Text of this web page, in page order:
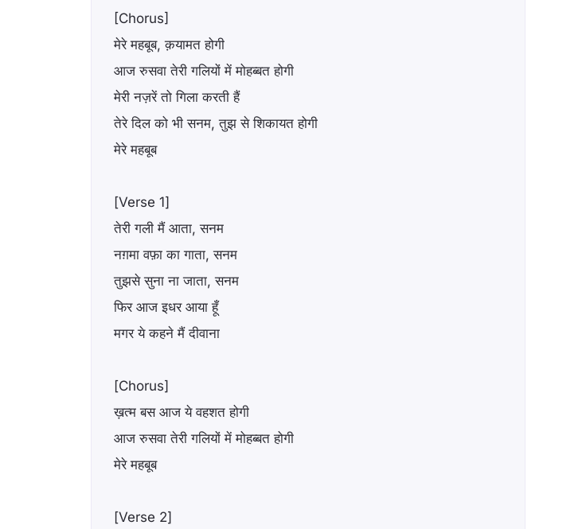
[Chorus]
मेरे महबूब, क़यामत होगी
आज रुसवा तेरी गलियों में मोहब्बत होगी
मेरी नज़रें तो गिला करती हैं
तेरे दिल को भी सनम, तुझ से शिकायत होगी
मेरे महबूब
[Verse 1]
तेरी गली मैं आता, सनम
नग़मा वफ़ा का गाता, सनम
तुझसे सुना ना जाता, सनम
फिर आज इधर आया हूँ
मगर ये कहने मैं दीवाना
[Chorus]
ख़त्म बस आज ये वहशत होगी
आज रुसवा तेरी गलियों में मोहब्बत होगी
मेरे महबूब
[Verse 2]